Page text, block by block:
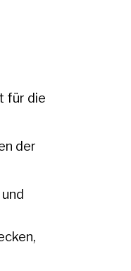
für die
der